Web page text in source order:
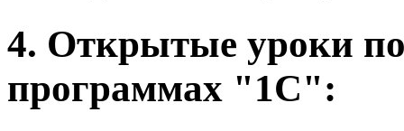
4. Открытые уроки
программах "1С":